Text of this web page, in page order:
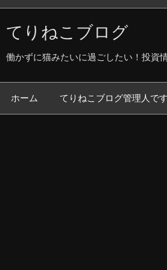
てりねこブログ
働かずに猫みたいに過ごしたい！投資
ホーム てりねこブログ管理人です